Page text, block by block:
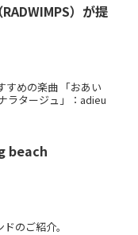
）が提
すめの楽曲 「おあい
ラタージュ」：adieu
beach
のご紹介。